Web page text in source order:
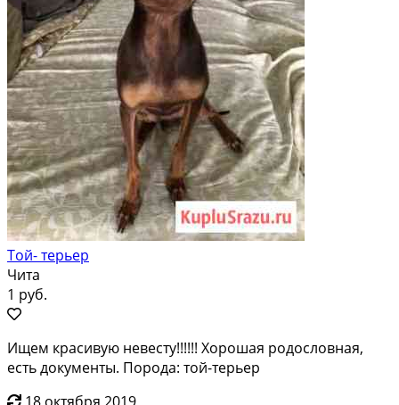
Той- терьер
Чита
1 руб.
Ищем красивую невесту!!!!!! Хорошая родословная,
есть документы. Порода: той-терьер